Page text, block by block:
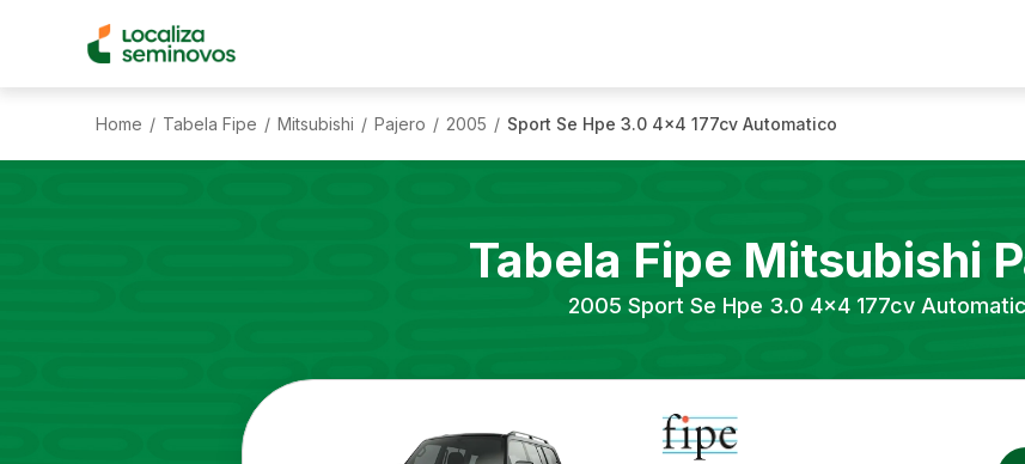
Home / Tabela Fipe / Mitsubishi / Pajero / 2005 / Sport Se Hpe 3.0 4x4 177cv Automatico
Tabela Fipe Mitsubishi
2005 Sport Se Hpe 3.0 4x4 177cv